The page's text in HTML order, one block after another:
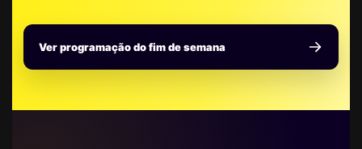
Ver programação do fim de semana